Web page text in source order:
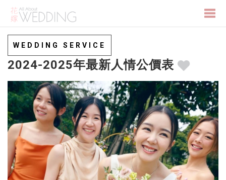
WEDDING SERVICE
2024-2025年最新人情公價表